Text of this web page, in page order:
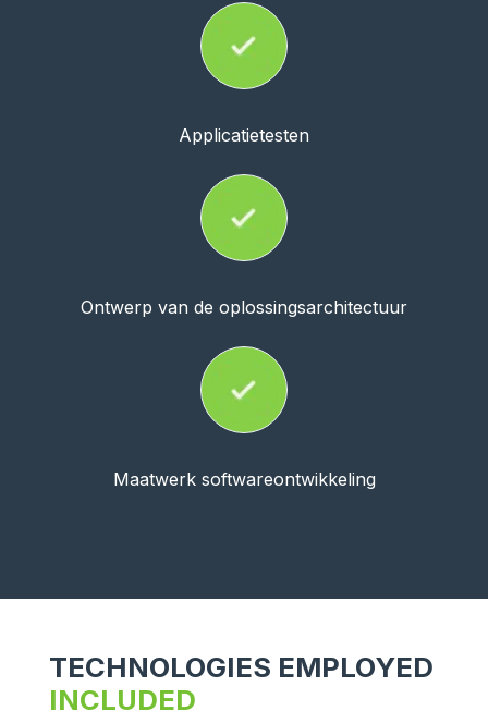
Applicatietesten
Ontwerp van de oplossingsarchitectuur
Maatwerk softwareontwikkeling
TECHNOLOGIES EMPLOYED
INCLUDED